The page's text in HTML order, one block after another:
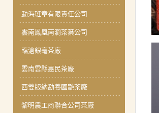
勐海班章有限責任公司
雲南鳳凰南澗茶葉公司
臨滄銀毫茶廠
雲南雲縣惠民茶廠
西雙版納勐養國艷茶廠
黎明農工商聯合公司茶廠